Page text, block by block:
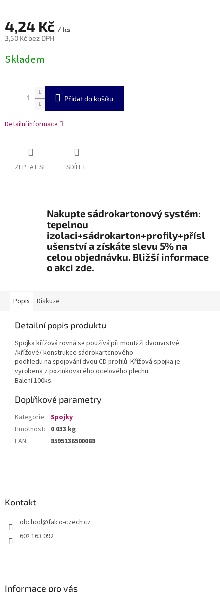
4,24 Kč / ks
3,50 Kč bez DPH
cena:
Skladem
Přidat do košíku
Detailní informace
ZEPTAT SE SDÍLET
Nakupte sádrokartonový systém:
tepelnou
izolaci+sádrokarton+profily+přísl
ušenství a získáte slevu 5% na
celou objednávku. Bližší informace
o akci zde.
Popis Diskuze
Detailní popis produktu
Spojka křížová rovná se používá při montáži dvouvrstvé
/křížové/ konstrukce sádrokartonového
podhledu na spojování dvou CD profilů. Křížová spojka je
vyrobena z pozinkovaného ocelového plechu.
Balení 100ks.
Doplňkové parametry
Kategorie: Spojky
Hmotnost:
0.033 kg
EAN: 8595136500088
Kontakt
obchod@falco-czech.cz
602 163 092
Informace pro vás